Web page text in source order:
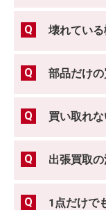
壊れてい
部品だけ
買い取れ
出張買取の
1点だけで